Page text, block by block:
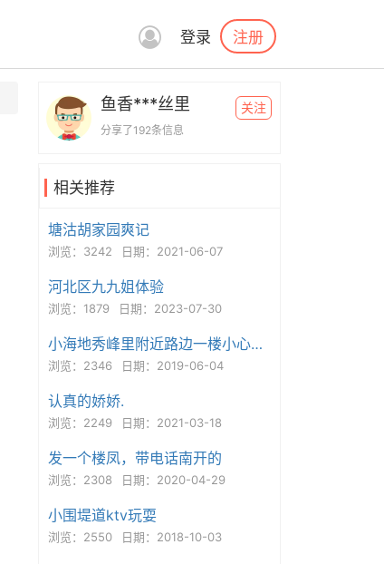
登录 注册
鱼香***丝里
分享了192条信息
关注
相关推荐
塘沽胡家园爽记
浏览：3242 日期：2021-06-07
河北区九九姐体验
浏览：1879 日期：2023-07-30
小海地秀峰里附近路边一楼小心被黑
浏览：2346 日期：2019-06-04
认真的娇娇.
浏览：2249 日期：2021-03-18
发一个楼凤，带电话南开的
浏览：2308 日期：2020-04-29
小围堤道ktv玩耍
浏览：2550 日期：2018-10-03